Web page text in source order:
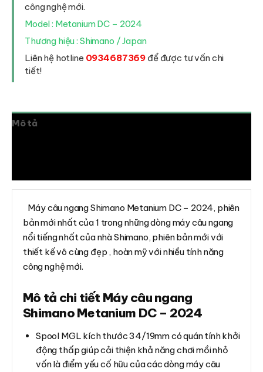
lượngcông nghệ mới.
Model : Metanium DC – 2024
Thương hiệu : Shimano / Japan
Liên hệ hotline 0934687369 để được tư vấn chi
tiết!
Mô tả
Máy câu ngang Shimano Metanium DC – 2024, phiên
bản mới nhất của 1 trong những dòng máy câu ngang
nổi tiếng nhất của nhà Shimano, phiên bản mới với
thiết kế vô cùng đẹp , hoàn mỹ với nhiều tính năng
công nghệ mới.
Mô tả chi tiết Máy câu ngang
Shimano Metanium DC – 2024
Spool MGL kích thước 34/19mm có quán tính khởi
động thấp giúp cải thiện khả năng chơi mồi nhỏ
vốn là điểm yếu cố hữu của các dòng máy câu